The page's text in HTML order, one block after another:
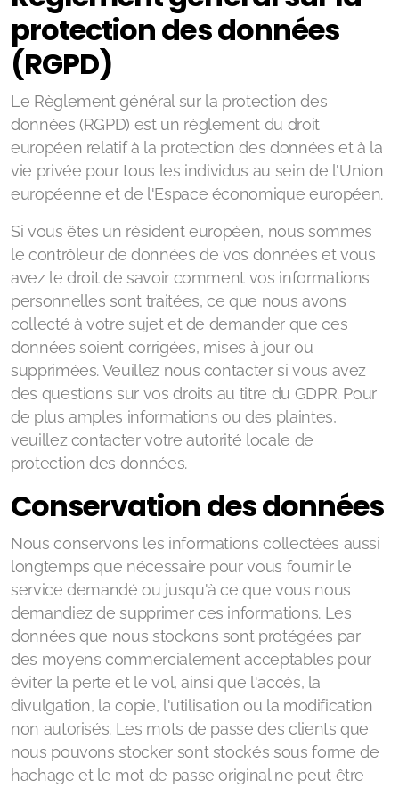
protection des données
(RGPD)
Le Règlement général sur la protection des
données (RGPD) est un règlement du droit
européen relatif à la protection des données et à la
vie privée pour tous les individus au sein de l'Union
européenne et de l'Espace économique européen.
Si vous êtes un résident européen, nous sommes
le contrôleur de données de vos données et vous
avez le droit de savoir comment vos informations
personnelles sont traitées, ce que nous avons
collecté à votre sujet et de demander que ces
données soient corrigées, mises à jour ou
supprimées. Veuillez nous contacter si vous avez
des questions sur vos droits au titre du GDPR. Pour
de plus amples informations ou des plaintes,
veuillez contacter votre autorité locale de
protection des données.
Conservation des données
Nous conservons les informations collectées aussi
longtemps que nécessaire pour vous fournir le
service demandé ou jusqu'à ce que vous nous
demandiez de supprimer ces informations. Les
données que nous stockons sont protégées par
des moyens commercialement acceptables pour
éviter la perte et le vol, ainsi que l'accès, la
divulgation, la copie, l'utilisation ou la modification
non autorisés. Les mots de passe des clients que
nous pouvons stocker sont stockés sous forme de
hachage et le mot de passe original ne peut être